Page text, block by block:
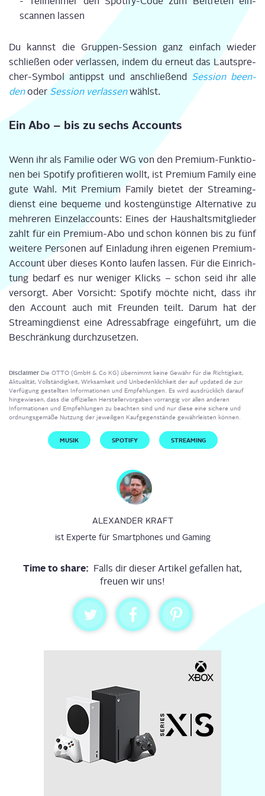
scan­nen las­sen
Du kannst die Grup­pen-Ses­si­on ganz ein­fach wie­der
schlie­ßen oder ver­las­sen, indem du erneut das Laut­spre­
cher-Sym­bol antippst und anschlie­ßend Ses­si­on been­
denoderSes­si­on ver­las­senwählst.
Ein Abo – bis zu sechs Accounts
Wenn ihr als Fami­lie oder WG von den Pre­mi­um-Funk­tio­
nen bei Spo­ti­fy pro­fi­tie­ren wollt, ist Pre­mi­um Fami­ly eine
gute Wahl. Mit Pre­mi­um Fami­ly bie­tet der Strea­ming­
dienst eine beque­me und kos­ten­güns­ti­ge Alter­na­ti­ve zu
meh­re­ren Ein­zel­ac­counts: Eines der Haus­halts­mit­glie­der
zahlt für ein Pre­mi­um-Abo und schon kön­nen biszu fünf
wei­te­re Per­so­nen auf Ein­la­dung ihren eige­nen Pre­mi­um-
Account über die­ses Kon­to lau­fen las­sen. Für die Ein­rich­
tung bedarf es nur weni­ger Klicks – schon seid ihr alle
ver­sorgt.Aber Vor­sicht: Spo­ti­fy möch­te nicht, dass ihr
den Account auch mit Freun­den teilt. Dar­um hat der
Streamingdienst eine Adressabfrage ein­ge­führt, um die
Beschrän­kung durchzusetzen.
Disclaimer Die OTTO (GmbH & Co KG) übernimmt keine Gewähr für die Richtigkeit,
Aktualität, Vollständigkeit, Wirksamkeit und Unbedenklichkeit der auf updated.de zur
Verfügung gestellten Informationen und Empfehlungen. Es wird ausdrücklich darauf
hingewiesen, dass die offiziellen Herstellervorgaben vorrangig vor allen anderen
Informationen und Empfehlungen zu beachten sind und nur diese eine sichere und
ordnungsgemäße Nutzung der jeweiligen Kaufgegenstände gewährleisten können.
MUSIK SPOTIFY STREAMING
ALEXANDER KRAFT
ist Experte für Smartphones und Gaming
Time to share: Falls dir dieser Artikel gefallen hat,
freuen wir uns!